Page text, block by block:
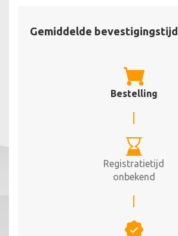
Gemiddelde
Bestelling
Registratietijd
onbekend